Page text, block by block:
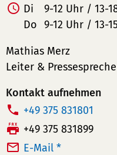
Di
9-12 Uhr / 13-
Do 9-12 Uhr / 13-
Mathias Merz
Leiter &
Kontakt aufnehmen
T
e
l
+49 375 831801
F
a
+49 375 831899
E-Mail *